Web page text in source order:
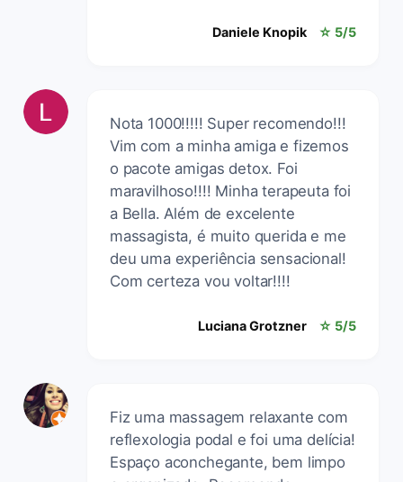
Daniele Knopik ☆ 5/5
Nota 1000!!!!! Super recomendo!!!
Vim com a minha amiga e fizemos
o pacote amigas detox. Foi
maravilhoso!!!! Minha terapeuta foi
a Bella. Além de excelente
massagista, é muito querida e me
deu uma experiência sensacional!
Com certeza vou voltar!!!!
Luciana Grotzner ☆ 5/5
Fiz uma massagem relaxante com
reflexologia podal e foi uma delícia!
Espaço aconchegante, bem limpo